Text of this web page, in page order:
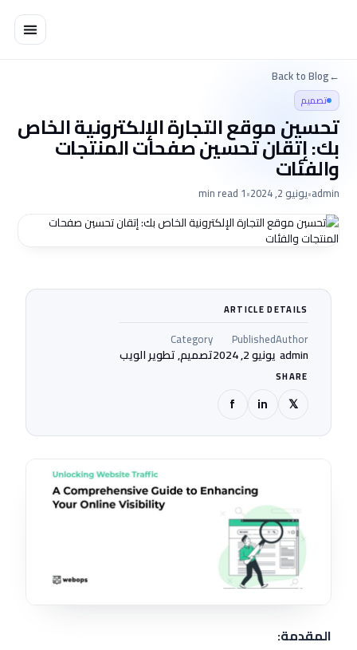
←
Back to Blog
تصميم
تحسين موقع التجارة الإلكترونية الخاص
بك: إتقان تحسين صفحات المنتجات
والفئات
admin
•يونيو 2, 2024 •
1 min read
ARTICLE DETAILS
Author
admin
Published
يونيو 2, 2024
Category
تصميم, تطوير الويب
SHARE
𝕏
in
f
المقدمة: